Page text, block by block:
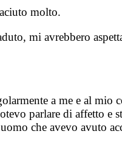
molto.
mi avrebbero
a me e al mio
parlare di affetto e
che avevo avuto